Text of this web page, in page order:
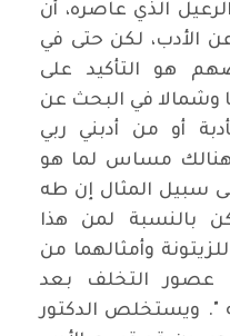
الذي عاصره، أن
الأدب، لكن حتى في
هو التأكيد على
وشمالا في البحث عن
أو من أدبني ربي
هنالك مساس لما هو
سبيل المثال إن طه
بالنسبة لمن هذا
وأمثالهما من
عصور التخلف بعد
". ويستخلص الدكتور